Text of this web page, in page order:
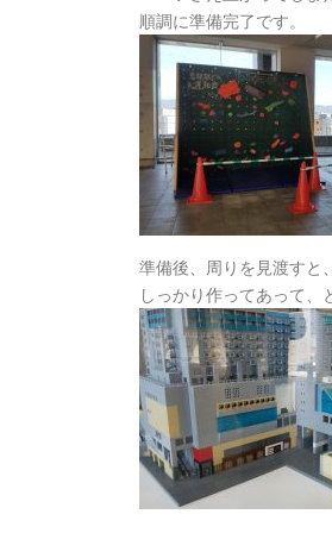
順調に準備完了です。
準備後、周りを見渡すと
しっかり作ってあって、